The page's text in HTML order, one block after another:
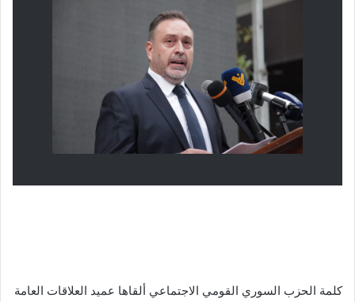
كلمة الحزب السوري القومي الاجتماعي ألقاها عميد العلاقات العامة